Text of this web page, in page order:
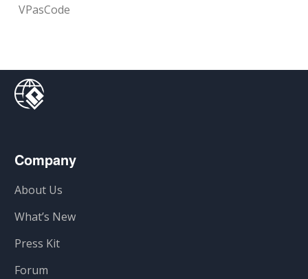
VPasCode
Company
About Us
What’s New
Press Kit
Forum